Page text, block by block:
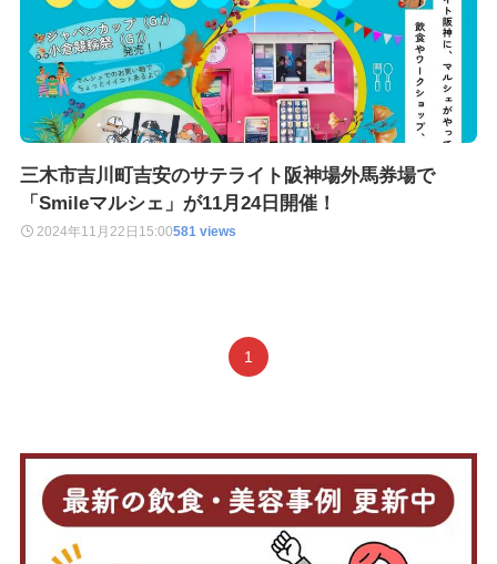
三木市吉川町吉安のサテライト阪神場外馬券場で
「Smileマルシェ」が11月24日開催！
2024年11月22日 15:00581 views
1